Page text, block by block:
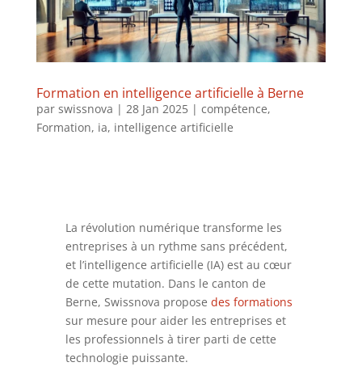
Formation en intelligence artificielle à Berne
par swissnova | 28 Jan 2025| compétence,
Formation, ia, intelligence artificielle
La révolution numérique transforme les
entreprises à un rythme sans précédent,
et l’intelligence artificielle (IA) est au cœur
de cette mutation. Dans le canton de
Berne, Swissnova propose des formations
sur mesure pour aider les entreprises et
les professionnels à tirer parti de cette
technologie puissante.